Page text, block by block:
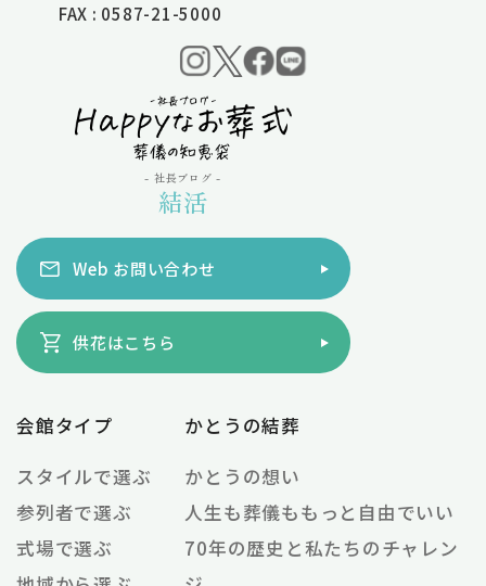
FAX : 0587-21-5000
- 社長ブログ -
結活
Web お問い合わせ
供花はこちら
会館タイプ
スタイルで選ぶ
参列者で選ぶ
式場で選ぶ
かとうの結葬
かとうの想い
人生も葬儀ももっと自由でいい
70年の歴史と私たちのチャレン